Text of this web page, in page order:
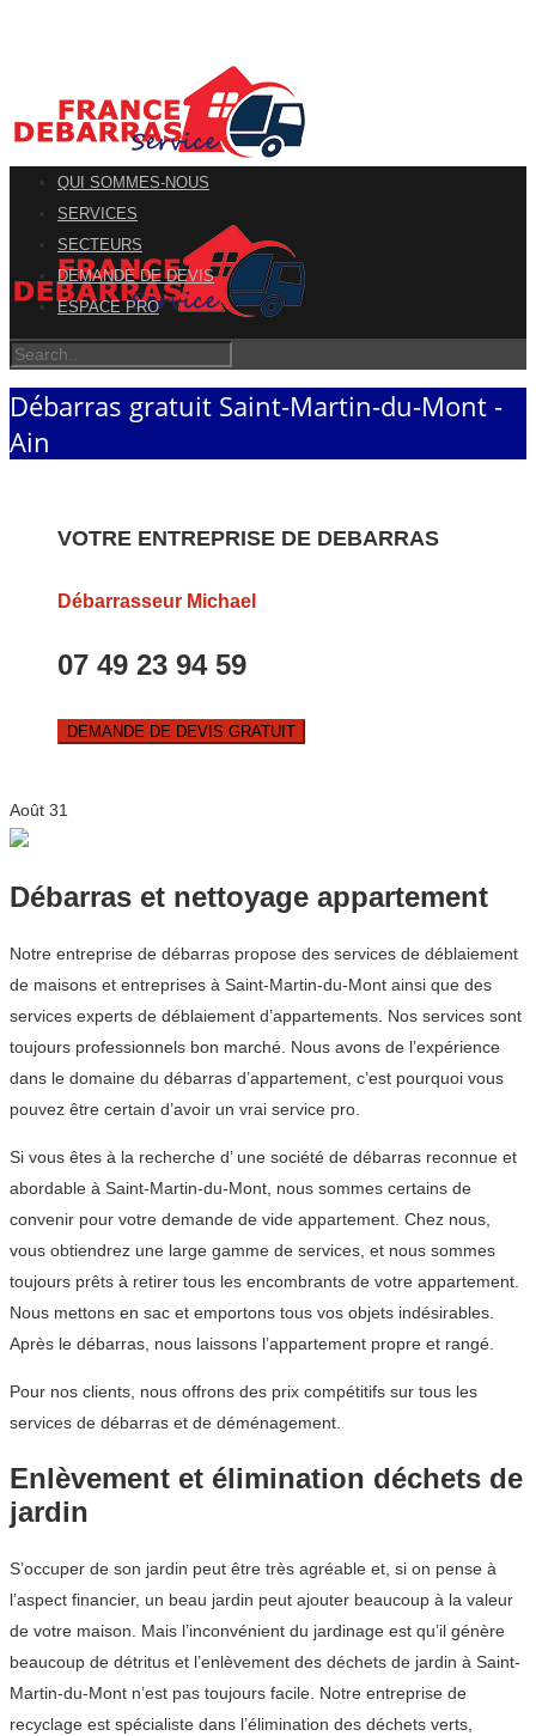
QUI SOMMES-NOUS
SERVICES
SECTEURS
DEMANDE DE DEVIS
ESPACE PRO
Débarras gratuit Saint-Martin-du-Mont -
Ain
VOTRE ENTREPRISE DE DEBARRAS
Débarrasseur Michael
07 49 23 94 59
DEMANDE DE DEVIS GRATUIT
Août 31
Débarras et nettoyage appartement
Notre entreprise de débarras propose des services de déblaiement
de maisons et entreprises à Saint-Martin-du-Mont ainsi que des
services experts de déblaiement d’appartements. Nos services sont
toujours professionnels bon marché. Nous avons de l’expérience
dans le domaine du débarras d’appartement, c’est pourquoi vous
pouvez être certain d’avoir un vrai service pro.
Si vous êtes à la recherche d’ une société de débarras reconnue et
abordable à Saint-Martin-du-Mont, nous sommes certains de
convenir pour votre demande de vide appartement. Chez nous,
vous obtiendrez une large gamme de services, et nous sommes
toujours prêts à retirer tous les encombrants de votre appartement.
Nous mettons en sac et emportons tous vos objets indésirables.
Après le débarras, nous laissons l’appartement propre et rangé.
Pour nos clients, nous offrons des prix compétitifs sur tous les
services de débarras et de déménagement.
Enlèvement et élimination déchets de
jardin
S’occuper de son jardin peut être très agréable et, si on pense à
l’aspect financier, un beau jardin peut ajouter beaucoup à la valeur
de votre maison. Mais l’inconvénient du jardinage est qu’il génère
beaucoup de détritus et l’enlèvement des déchets de jardin à Saint-
Martin-du-Mont n’est pas toujours facile. Notre entreprise de
recyclage est spécialiste dans l’élimination des déchets verts,